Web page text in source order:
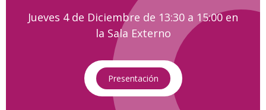
Jueves 4 de Diciembre de 13:30 a 15:00 en
la Sala Externo
Presentación